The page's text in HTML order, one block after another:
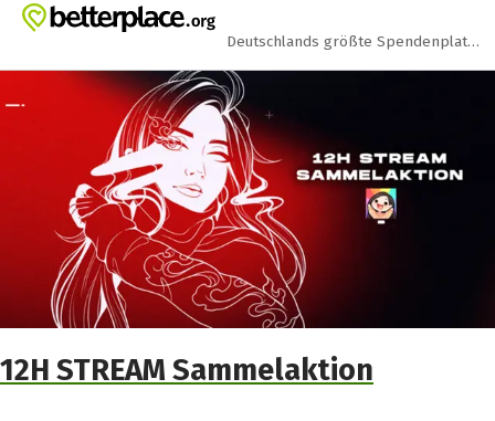
Zum Hauptinhalt springen
Erklärung zur Barrierefreiheit anzeigen
Deutschlands größte Spendenplattform
12H STREAM Sammelaktion